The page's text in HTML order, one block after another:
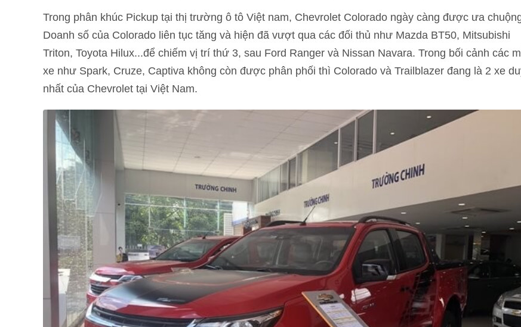
Trong phân khúc Pickup tại thị trường ô tô Việt nam, Chevrolet Colorado ngày càng được ưa
Doanh số của Colorado liên tục tăng và hiện đã vượt qua các đối thủ như Mazda BT50, Mitsubishi
Triton, Toyota Hilux...để chiếm vị trí thứ 3, sau Ford Ranger và Nissan Navara. Trong bối cảnh các
xe như Spark, Cruze, Captiva không còn được phân phối thì Colorado và Trailblazer đang là 2 xe
nhất của Chevrolet tại Việt Nam.